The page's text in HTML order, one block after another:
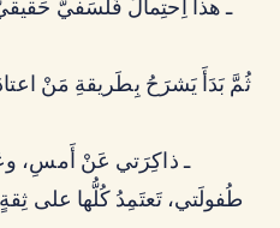
ـ هذا اِحتِمالٌ فَلسَفيٌّ
ثُمَّ بَدَأَ يَشرَحُ بِطَريقةِ مَنْ
ـ ذاكِرَتي عَنْ أَمسِ،
طُفولَتي، تَعتَمِدُ كُلُّها على